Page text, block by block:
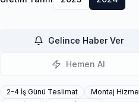
Gelince Haber Ver
Hemen Al
2-4 İş Günü Teslimat
Montaj